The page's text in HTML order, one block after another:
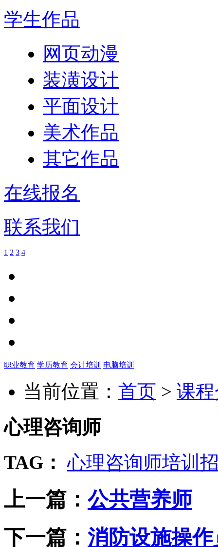
学生作品
网页动漫
装潢设计
平面设计
美术作品
其它作品
在线报名
联系我们
1 2 3 4
职业教育 学历教育 会计培训 电脑培训
当前位置： 首页 > 课
心理咨询师
TAG： 心理咨询师培训
上一篇：公共营养师
下一篇： 消防设施操作